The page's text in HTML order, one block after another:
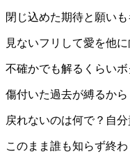
閉じ込めた期待と願い
見ないフリして愛を他
不確かでも解るくらいボ
傷付いた過去が縛るから
戻れないのは何で？自
このまま誰も知らず終